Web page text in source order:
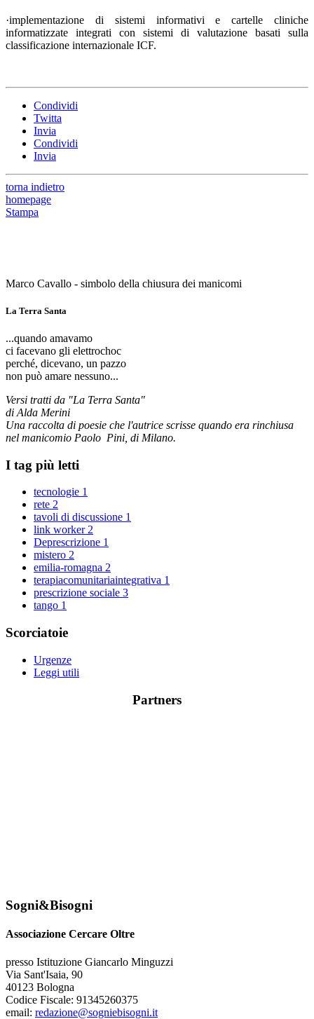
·implementazione di sistemi informativi e cartelle cliniche
informatizzate integrati con sistemi di valutazione basati sulla
classificazione internazionale ICF.
Condividi
Twitta
Invia
Condividi
Invia
torna indietro
homepage
Stampa
Marco Cavallo - simbolo della chiusura dei manicomi
La Terra Santa
...quando amavamo
ci facevano gli elettrochoc
perché, dicevano, un pazzo
non può amare nessuno...
Versi tratti da "La Terra Santa"
di Alda Merini
Una raccolta di poesie che l'autrice scrisse quando era rinchiusa
nel manicomio Paolo Pini, di Milano.
I tag più letti
tecnologie 1
rete 2
tavoli di discussione 1
link worker 2
Deprescrizione 1
mistero 2
emilia-romagna 2
terapiacomunitariaintegrativa 1
prescrizione sociale 3
tango 1
Scorciatoie
Urgenze
Leggi utili
Partners
Sogni&Bisogni
Associazione Cercare Oltre
presso Istituzione Giancarlo Minguzzi
Via Sant'Isaia, 90
40123 Bologna
Codice Fiscale: 91345260375
email: redazione@sogniebisogni.it